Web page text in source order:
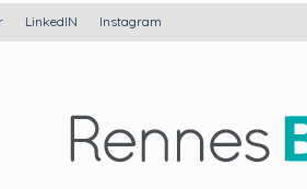
LinkedIN Instagram